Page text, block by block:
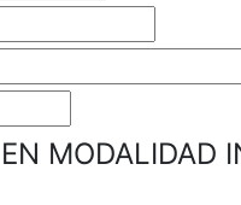
MODALIDAD